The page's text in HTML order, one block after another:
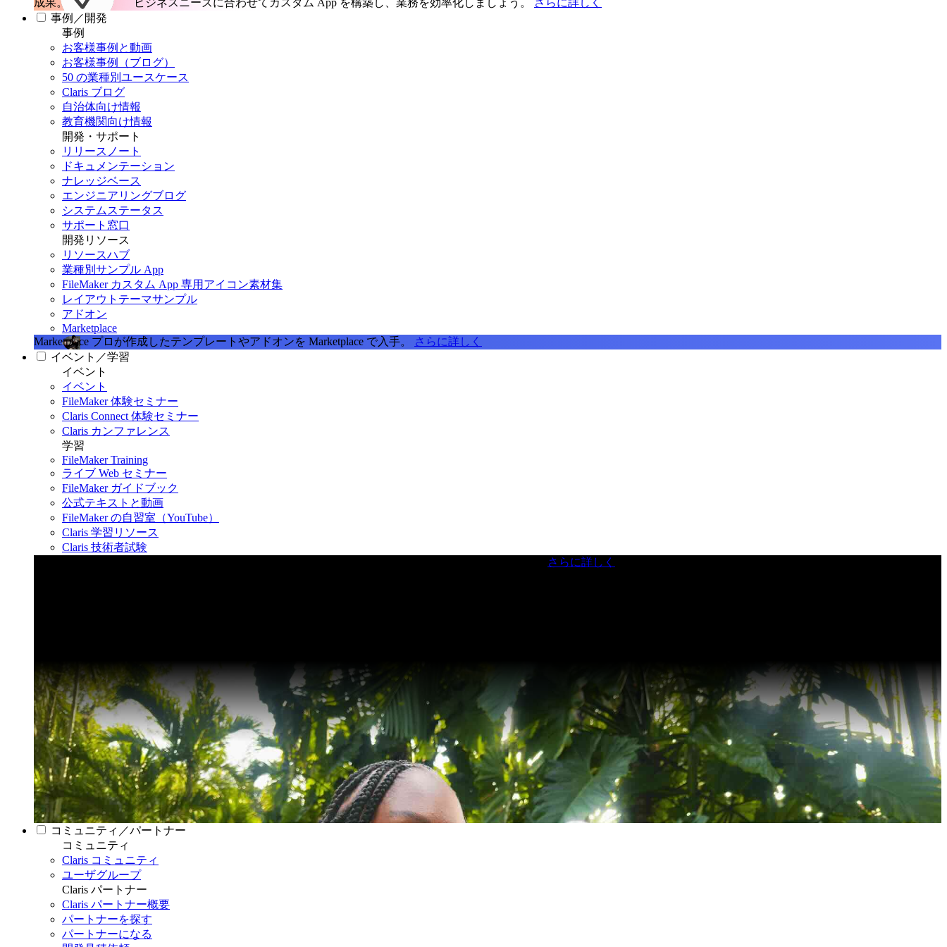
成果。 ビジネスニーズに合わせてカスタム App を構築し、業務を効率化しましょう。
さらに詳しく
事例／開発
事例
お客様事例と動画
お客様事例（ブログ）
50 の業種別ユースケース
Claris ブログ
自治体向け情報
教育機関向け情報
開発・サポート
リリースノート
ドキュメンテーション
ナレッジベース
エンジニアリングブログ
システムステータス
サポート窓口
開発リソース
リソースハブ
業種別サンプル App
FileMaker カスタム App 専用アイコン素材集
レイアウトテーマサンプル
アドオン
Marketplace
Marketplace プロが作成したテンプレートやアドオンを Marketplace で入手。
さらに詳しく
イベント／学習
イベント
イベント
FileMaker 体験セミナー
Claris Connect 体験セミナー
Claris カンファレンス
学習
FileMaker Training
ライブ Web セミナー
FileMaker ガイドブック
公式テキストと動画
FileMaker の自習室（YouTube）
Claris 学習リソース
Claris 技術者試験
さらに詳しく
コミュニティ／パートナー
コミュニティ
Claris コミュニティ
ユーザグループ
Claris パートナー
Claris パートナー概要
パートナーを探す
パートナーになる